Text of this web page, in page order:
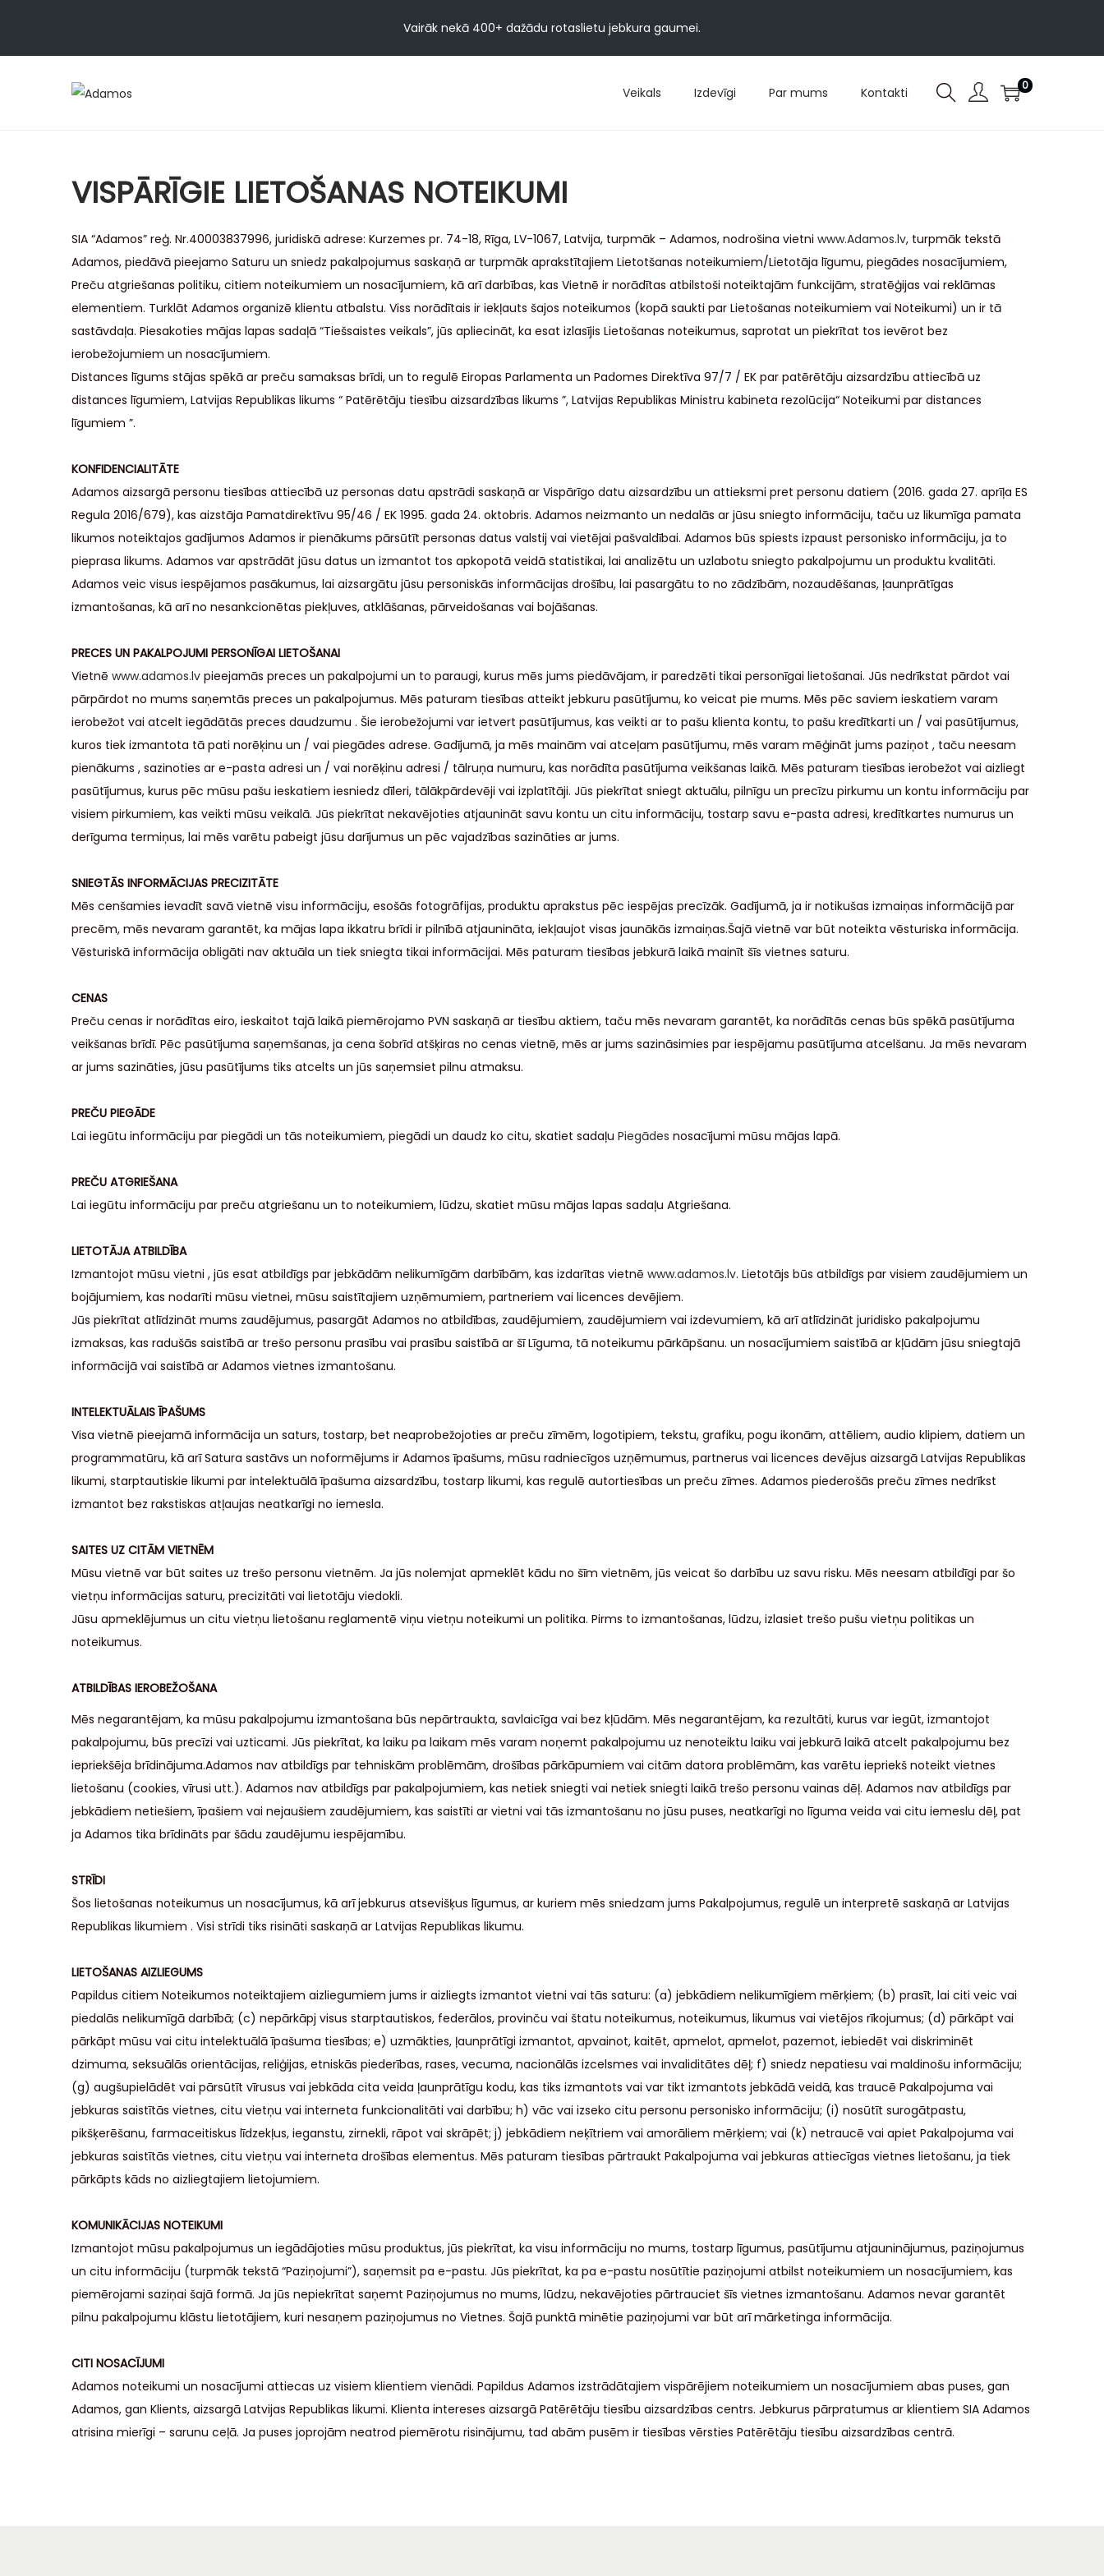
Vairāk nekā 400+ dažādu rotaslietu jebkura gaumei.
Veikals Izdevīgi Par mums Kontakti 0
VISPĀRĪGIE LIETOŠANAS NOTEIKUMI
SIA “Adamos” reģ. Nr.40003837996, juridiskā adrese: Kurzemes pr. 74-18, Rīga, LV-1067, Latvija, turpmāk – Adamos, nodrošina vietni www.Adamos.lv, turpmāk tekstā
Adamos, piedāvā pieejamo Saturu un sniedz pakalpojumus saskaņā ar turpmāk aprakstītajiem Lietotšanas noteikumiem/Lietotāja līgumu, piegādes nosacījumiem,
Preču atgriešanas politiku, citiem noteikumiem un nosacījumiem, kā arī darbības, kas Vietnē ir norādītas atbilstoši noteiktajām funkcijām, stratēģijas vai reklāmas
elementiem. Turklāt Adamos organizē klientu atbalstu. Viss norādītais ir iekļauts šajos noteikumos (kopā saukti par Lietošanas noteikumiem vai Noteikumi) un ir tā
sastāvdaļa. Piesakoties mājas lapas sadaļā “Tiešsaistes veikals”, jūs apliecināt, ka esat izlasījis Lietošanas noteikumus, saprotat un piekrītat tos ievērot bez
ierobežojumiem un nosacījumiem.
Distances līgums stājas spēkā ar preču samaksas brīdi, un to regulē Eiropas Parlamenta un Padomes Direktīva 97/7 / EK par patērētāju aizsardzību attiecībā uz
distances līgumiem, Latvijas Republikas likums “ Patērētāju tiesību aizsardzības likums ”, Latvijas Republikas Ministru kabineta rezolūcija“ Noteikumi par distances
līgumiem ”.
KONFIDENCIALITĀTE
Adamos aizsargā personu tiesības attiecībā uz personas datu apstrādi saskaņā ar Vispārīgo datu aizsardzību un attieksmi pret personu datiem (2016. gada 27. aprīļa ES
Regula 2016/679), kas aizstāja Pamatdirektīvu 95/46 / EK 1995. gada 24. oktobris. Adamos neizmanto un nedalās ar jūsu sniegto informāciju, taču uz likumīga pamata
likumos noteiktajos gadījumos Adamos ir pienākums pārsūtīt personas datus valstij vai vietējai pašvaldībai. Adamos būs spiests izpaust personisko informāciju, ja to
pieprasa likums. Adamos var apstrādāt jūsu datus un izmantot tos apkopotā veidā statistikai, lai analizētu un uzlabotu sniegto pakalpojumu un produktu kvalitāti.
Adamos veic visus iespējamos pasākumus, lai aizsargātu jūsu personiskās informācijas drošību, lai pasargātu to no zādzībām, nozaudēšanas, ļaunprātīgas
izmantošanas, kā arī no nesankcionētas piekļuves, atklāšanas, pārveidošanas vai bojāšanas.
PRECES UN PAKALPOJUMI PERSONĪGAI LIETOŠANAI
Vietnē www.adamos.lv pieejamās preces un pakalpojumi un to paraugi, kurus mēs jums piedāvājam, ir paredzēti tikai personīgai lietošanai. Jūs nedrīkstat pārdot vai
pārpārdot no mums saņemtās preces un pakalpojumus. Mēs paturam tiesības atteikt jebkuru pasūtījumu, ko veicat pie mums. Mēs pēc saviem ieskatiem varam
ierobežot vai atcelt iegādātās preces daudzumu . Šie ierobežojumi var ietvert pasūtījumus, kas veikti ar to pašu klienta kontu, to pašu kredītkarti un / vai pasūtījumus,
kuros tiek izmantota tā pati norēķinu un / vai piegādes adrese. Gadījumā, ja mēs mainām vai atceļam pasūtījumu, mēs varam mēģināt jums paziņot , taču neesam
pienākums , sazinoties ar e-pasta adresi un / vai norēķinu adresi / tālruņa numuru, kas norādīta pasūtījuma veikšanas laikā. Mēs paturam tiesības ierobežot vai aizliegt
pasūtījumus, kurus pēc mūsu pašu ieskatiem iesniedz dīleri, tālākpārdevēji vai izplatītāji. Jūs piekrītat sniegt aktuālu, pilnīgu un precīzu pirkumu un kontu informāciju par
visiem pirkumiem, kas veikti mūsu veikalā. Jūs piekrītat nekavējoties atjaunināt savu kontu un citu informāciju, tostarp savu e-pasta adresi, kredītkartes numurus un
derīguma termiņus, lai mēs varētu pabeigt jūsu darījumus un pēc vajadzības sazināties ar jums.
SNIEGTĀS INFORMĀCIJAS PRECIZITĀTE
Mēs cenšamies ievadīt savā vietnē visu informāciju, esošās fotogrāfijas, produktu aprakstus pēc iespējas precīzāk. Gadījumā, ja ir notikušas izmaiņas informācijā par
precēm, mēs nevaram garantēt, ka mājas lapa ikkatru brīdi ir pilnībā atjaunināta, iekļaujot visas jaunākās izmaiņas.Šajā vietnē var būt noteikta vēsturiska informācija.
Vēsturiskā informācija obligāti nav aktuāla un tiek sniegta tikai informācijai. Mēs paturam tiesības jebkurā laikā mainīt šīs vietnes saturu.
CENAS
Preču cenas ir norādītas eiro, ieskaitot tajā laikā piemērojamo PVN saskaņā ar tiesību aktiem, taču mēs nevaram garantēt, ka norādītās cenas būs spēkā pasūtījuma
veikšanas brīdī. Pēc pasūtījuma saņemšanas, ja cena šobrīd atšķiras no cenas vietnē, mēs ar jums sazināsimies par iespējamu pasūtījuma atcelšanu. Ja mēs nevaram
ar jums sazināties, jūsu pasūtījums tiks atcelts un jūs saņemsiet pilnu atmaksu.
PREČU PIEGĀDE
Lai iegūtu informāciju par piegādi un tās noteikumiem, piegādi un daudz ko citu, skatiet sadaļu Piegādes nosacījumi mūsu mājas lapā.
PREČU ATGRIEŠANA
Lai iegūtu informāciju par preču atgriešanu un to noteikumiem, lūdzu, skatiet mūsu mājas lapas sadaļu Atgriešana.
LIETOTĀJA ATBILDĪBA
Izmantojot mūsu vietni , jūs esat atbildīgs par jebkādām nelikumīgām darbībām, kas izdarītas vietnē www.adamos.lv. Lietotājs būs atbildīgs par visiem zaudējumiem un
bojājumiem, kas nodarīti mūsu vietnei, mūsu saistītajiem uzņēmumiem, partneriem vai licences devējiem.
Jūs piekrītat atlīdzināt mums zaudējumus, pasargāt Adamos no atbildības, zaudējumiem, zaudējumiem vai izdevumiem, kā arī atlīdzināt juridisko pakalpojumu
izmaksas, kas radušās saistībā ar trešo personu prasību vai prasību saistībā ar šī Līguma, tā noteikumu pārkāpšanu. un nosacījumiem saistībā ar kļūdām jūsu sniegtajā
informācijā vai saistībā ar Adamos vietnes izmantošanu.
INTELEKTUĀLAIS ĪPAŠUMS
Visa vietnē pieejamā informācija un saturs, tostarp, bet neaprobežojoties ar preču zīmēm, logotipiem, tekstu, grafiku, pogu ikonām, attēliem, audio klipiem, datiem un
programmatūru, kā arī Satura sastāvs un noformējums ir Adamos īpašums, mūsu radniecīgos uzņēmumus, partnerus vai licences devējus aizsargā Latvijas Republikas
likumi, starptautiskie likumi par intelektuālā īpašuma aizsardzību, tostarp likumi, kas regulē autortiesības un preču zīmes. Adamos piederošās preču zīmes nedrīkst
izmantot bez rakstiskas atļaujas neatkarīgi no iemesla.
SAITES UZ CITĀM VIETNĒM
Mūsu vietnē var būt saites uz trešo personu vietnēm. Ja jūs nolemjat apmeklēt kādu no šīm vietnēm, jūs veicat šo darbību uz savu risku. Mēs neesam atbildīgi par šo
vietņu informācijas saturu, precizitāti vai lietotāju viedokli.
Jūsu apmeklējumus un citu vietņu lietošanu reglamentē viņu vietņu noteikumi un politika. Pirms to izmantošanas, lūdzu, izlasiet trešo pušu vietņu politikas un
noteikumus.
ATBILDĪBAS IEROBEŽOŠANA
Mēs negarantējam, ka mūsu pakalpojumu izmantošana būs nepārtraukta, savlaicīga vai bez kļūdām. Mēs negarantējam, ka rezultāti, kurus var iegūt, izmantojot
pakalpojumu, būs precīzi vai uzticami. Jūs piekrītat, ka laiku pa laikam mēs varam noņemt pakalpojumu uz nenoteiktu laiku vai jebkurā laikā atcelt pakalpojumu bez
iepriekšēja brīdinājuma.Adamos nav atbildīgs par tehniskām problēmām, drošības pārkāpumiem vai citām datora problēmām, kas varētu iepriekš noteikt vietnes
lietošanu (cookies, vīrusi utt.). Adamos nav atbildīgs par pakalpojumiem, kas netiek sniegti vai netiek sniegti laikā trešo personu vainas dēļ. Adamos nav atbildīgs par
jebkādiem netiešiem, īpašiem vai nejaušiem zaudējumiem, kas saistīti ar vietni vai tās izmantošanu no jūsu puses, neatkarīgi no līguma veida vai citu iemeslu dēļ, pat
ja Adamos tika brīdināts par šādu zaudējumu iespējamību.
STRĪDI
Šos lietošanas noteikumus un nosacījumus, kā arī jebkurus atsevišķus līgumus, ar kuriem mēs sniedzam jums Pakalpojumus, regulē un interpretē saskaņā ar Latvijas
Republikas likumiem . Visi strīdi tiks risināti saskaņā ar Latvijas Republikas likumu.
LIETOŠANAS AIZLIEGUMS
Papildus citiem Noteikumos noteiktajiem aizliegumiem jums ir aizliegts izmantot vietni vai tās saturu: (a) jebkādiem nelikumīgiem mērķiem; (b) prasīt, lai citi veic vai
piedalās nelikumīgā darbībā; (c) nepārkāpj visus starptautiskos, federālos, provinču vai štatu noteikumus, noteikumus, likumus vai vietējos rīkojumus; (d) pārkāpt vai
pārkāpt mūsu vai citu intelektuālā īpašuma tiesības; e) uzmākties, ļaunprātīgi izmantot, apvainot, kaitēt, apmelot, apmelot, pazemot, iebiedēt vai diskriminēt
dzimuma, seksuālās orientācijas, reliģijas, etniskās piederības, rases, vecuma, nacionālās izcelsmes vai invaliditātes dēļ; f) sniedz nepatiesu vai maldinošu informāciju;
(g) augšupielādēt vai pārsūtīt vīrusus vai jebkāda cita veida ļaunprātīgu kodu, kas tiks izmantots vai var tikt izmantots jebkādā veidā, kas traucē Pakalpojuma vai
jebkuras saistītās vietnes, citu vietņu vai interneta funkcionalitāti vai darbību; h) vāc vai izseko citu personu personisko informāciju; (i) nosūtīt surogātpastu,
pikšķerēšanu, farmaceitiskus līdzekļus, ieganstu, zirnekli, rāpot vai skrāpēt; j) jebkādiem neķītriem vai amorāliem mērķiem; vai (k) netraucē vai apiet Pakalpojuma vai
jebkuras saistītās vietnes, citu vietņu vai interneta drošības elementus. Mēs paturam tiesības pārtraukt Pakalpojuma vai jebkuras attiecīgas vietnes lietošanu, ja tiek
pārkāpts kāds no aizliegtajiem lietojumiem.
KOMUNIKĀCIJAS NOTEIKUMI
Izmantojot mūsu pakalpojumus un iegādājoties mūsu produktus, jūs piekrītat, ka visu informāciju no mums, tostarp līgumus, pasūtījumu atjauninājumus, paziņojumus
un citu informāciju (turpmāk tekstā “Paziņojumi”), saņemsit pa e-pastu. Jūs piekrītat, ka pa e-pastu nosūtītie paziņojumi atbilst noteikumiem un nosacījumiem, kas
piemērojami saziņai šajā formā. Ja jūs nepiekrītat saņemt Paziņojumus no mums, lūdzu, nekavējoties pārtrauciet šīs vietnes izmantošanu. Adamos nevar garantēt
pilnu pakalpojumu klāstu lietotājiem, kuri nesaņem paziņojumus no Vietnes. Šajā punktā minētie paziņojumi var būt arī mārketinga informācija.
CITI NOSACĪJUMI
Adamos noteikumi un nosacījumi attiecas uz visiem klientiem vienādi. Papildus Adamos izstrādātajiem vispārējiem noteikumiem un nosacījumiem abas puses, gan
Adamos, gan Klients, aizsargā Latvijas Republikas likumi. Klienta intereses aizsargā Patērētāju tiesību aizsardzības centrs. Jebkurus pārpratumus ar klientiem SIA Adamos
atrisina mierīgi – sarunu ceļā. Ja puses joprojām neatrod piemērotu risinājumu, tad abām pusēm ir tiesības vērsties Patērētāju tiesību aizsardzības centrā.